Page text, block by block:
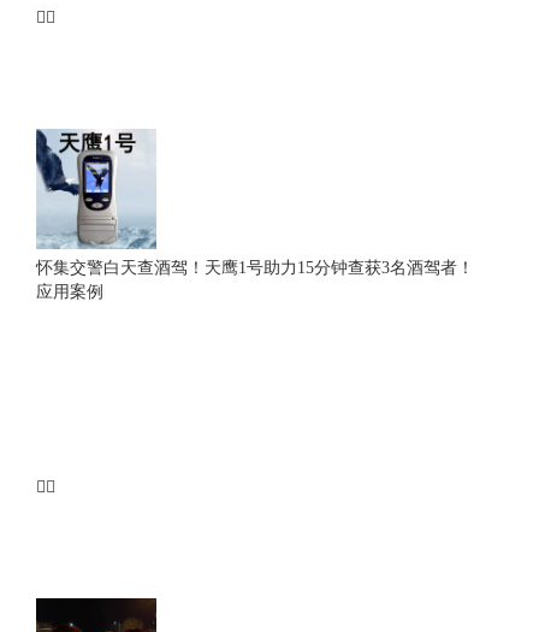
怀集交警白天查酒驾！天鹰1号助力15分钟查获3名酒驾者！
应用案例